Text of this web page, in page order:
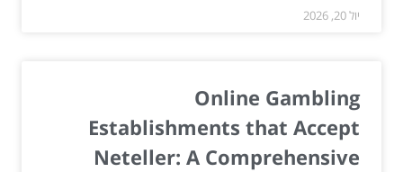
יול 20, 2026
Online Gambling
Establishments that Accept
Neteller: A Comprehensive